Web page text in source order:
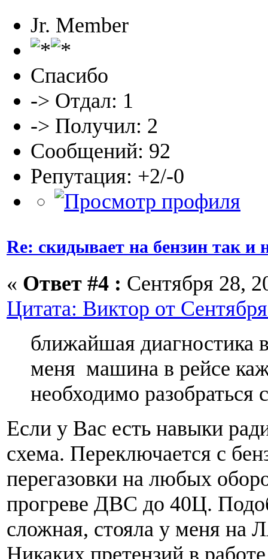
Jr. Member
Спасибо
-> Отдал: 1
-> Получил: 2
Сообщений: 92
Репутация: +2/-0
Re: скидывает на бензин так
« Ответ #4 : Сентября 28,
Цитата: Виктор от
ближайшая диагностика
меня машина в рейсе
необходимо разобраться
Если у Вас есть навыки
схема. Переключается с
перегазовки на любых
прогреве ДВС до 40Ц.
сложная, стояла у меня на
Никаких претензий в